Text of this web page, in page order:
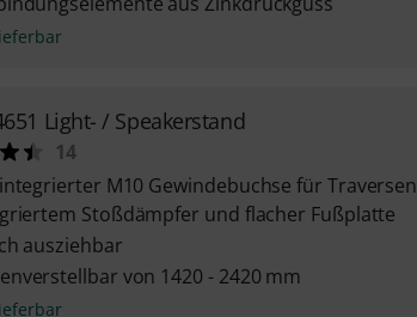
Light- / Speakerstand
14
M10 Gewindebuchse für
Stoßdämpfer und flacher Fußplatte
ausziehbar
von 1420 - 2420 mm